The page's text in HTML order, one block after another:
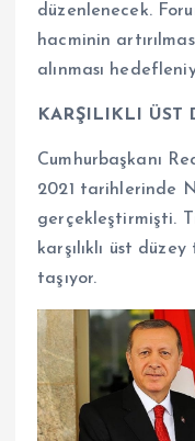
düzenlenecek.
hacminin
alınması
KARŞILIKLI ÜST
Cumhurbaşkanı
2021 tarihlerinde
gerçekleştirmişti.
karşılıklı üst
taşıyor.